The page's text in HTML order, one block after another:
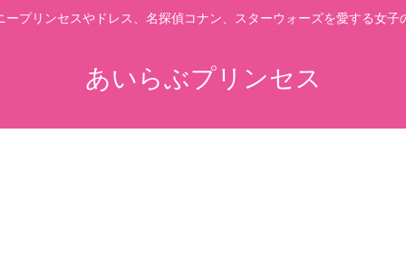
ープリンセスやドレス、名探偵コナン、スターウォーズを愛する女子
あいらぶプリンセス